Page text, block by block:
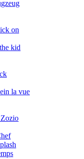
on
kid
la vue